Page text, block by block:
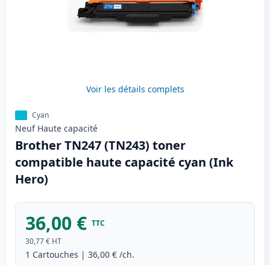
Voir les détails complets
Cyan
Neuf Haute capacité
Brother TN247 (TN243) toner
compatible haute capacité cyan (Ink
Hero)
36,00 € TTC
30,77 € HT
1 Cartouches | 36,00 € /ch.